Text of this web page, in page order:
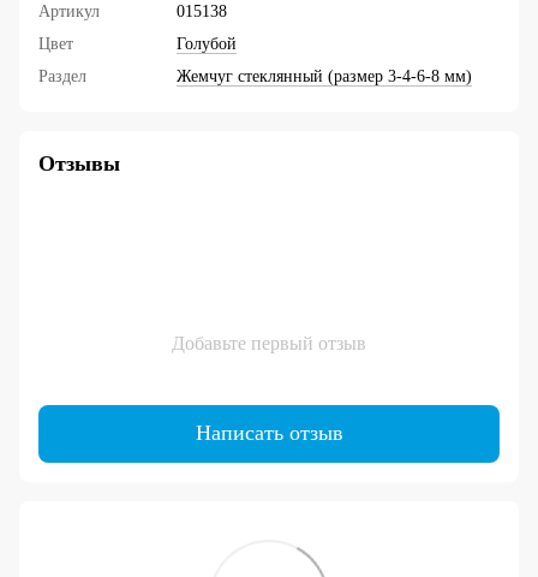
Артикул
015138
Цвет
Голубой
Раздел
Жемчуг стеклянный (размер 3-4-6-8 мм)
Отзывы
Добавьте первый отзыв
Написать отзыв